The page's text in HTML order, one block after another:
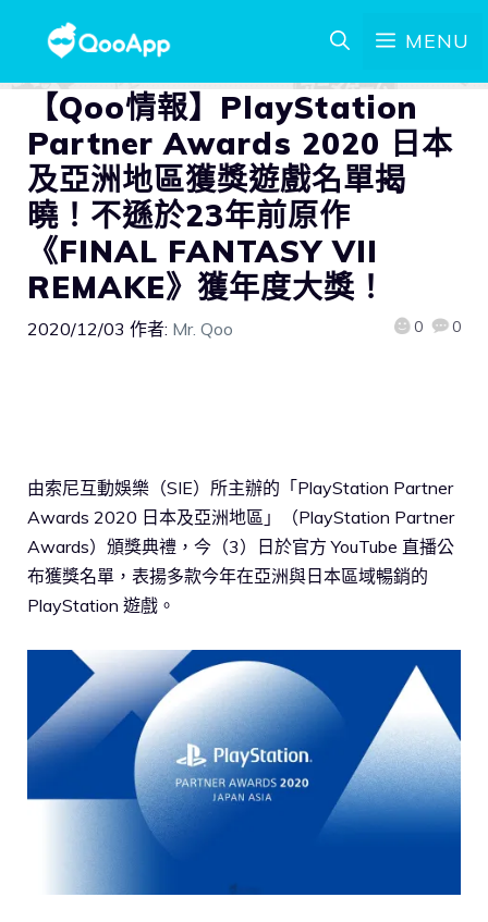
MENU
【Qoo情報】PlayStation
Partner Awards 2020 日本
及亞洲地區獲獎遊戲名單揭
曉！不遜於23年前原作
《FINAL FANTASY VII
REMAKE》獲年度大獎！
2020/12/03 作者: Mr. Qoo 0 0
由索尼互動娛樂（SIE）所主辦的「PlayStation Partner
Awards 2020 日本及亞洲地區」（PlayStation Partner
Awards）頒獎典禮，今（3）日於官方 YouTube 直播公
布獲獎名單，表揚多款今年在亞洲與日本區域暢銷的
PlayStation 遊戲。